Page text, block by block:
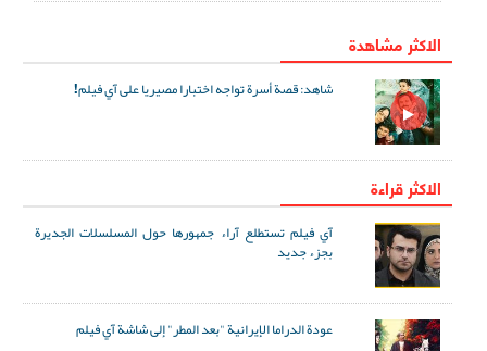
الاكثر مشاهدة
شاهد: قصة أسرة تواجه اختبارا مصيريا على آي فيلم!
الاكثر قراءة
آي فيلم تستطلع آراء جمهورها حول المسلسلات الجديرة
بجزء جديد
عودة الدراما الإيرانية "بعد المطر" إلى شاشة آي فيلم